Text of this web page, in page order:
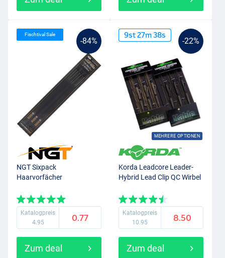
-84%
Fischtival Sale
NGT Sixpack
Haarvorfächer
Katalogpreis
4.95
0.77
Zum deal
-22%
MEHRERE OPTIONEN
9st27m37s
Korda Leadcore Leader-
Hybrid Lead Clip QC Wirbel
Katalogpreis
10.95
8.50
Zum deal